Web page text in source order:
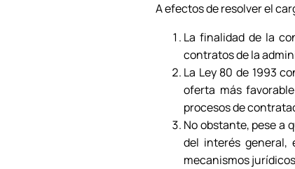
A efectos de resolver el
La finalidad de la
contratos de la
La Ley 80 de 1993
oferta más
procesos de
No obstante, pese a
del interés general,
mecanismos